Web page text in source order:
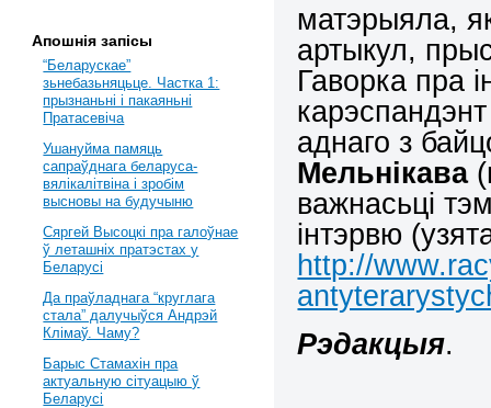
матэрыяла,
артыкул,
Гаворка пра
аднаго з
Мельнікава
важнасьці
інтэрвю
http://
Рэдакцыя.
Апошнія запісы
“Беларускае”
зьнебазьняцьце. Частка 1:
прызнаньні і пакаяньні
Пратасевіча
Ушануйма памяць
сапраўднага беларуса-
вялікалітвіна і зробім
высновы на будучыню
Сяргей Высоцкі пра галоўнае
ў леташніх пратэстах у
Беларусі
Да праўладнага “круглага
стала” далучыўся Андрэй
Клімаў. Чаму?
Барыс Стамахін пра
актуальную сітуацыю ў
Беларусі